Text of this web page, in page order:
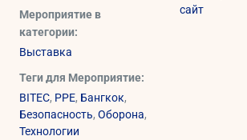
Мероприятие в
категории:
Выставка
Теги для Мероприятие:
BITEC, PPE, Бангкок,
Безопасность,Оборона,
Технологии
сайт